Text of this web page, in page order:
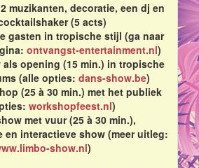
muzikanten, decoratie, een dj en
(5 acts)
gasten in tropische stijl (ga naar
ontvangst-entertainment.nl)
als opening (15 min.) in tropische
(alle opties: dans-show.be)
(25 à 30 min.) met het publiek
workshopfeest.nl)
met vuur (25 à 30 min.),
en interactieve show (meer uitleg:
show.nl)